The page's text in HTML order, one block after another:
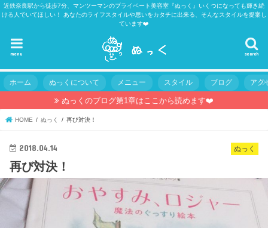
近鉄奈良駅から徒歩7分、マンツーマンのプライベート美容室『ぬっく』いくつになっても輝き続
ける人でいてほしい！ あなたのライフスタイルや思いをカタチに出来る、そんなスタイルを提案し
ています❤️
search
menu
ホーム ぬっくについて メニュー スタイル ブログ アク
ぬっくのブログ第1章はここから読めます❤️
HOME ぬっく 再び対決！
ぬっく
2018.04.14
再び対決！